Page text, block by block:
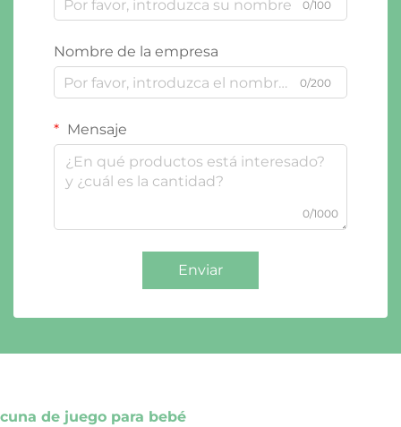
0/100
Nombre de la empresa
0/200
Mensaje
0/1000
Enviar
cuna de juego para bebé